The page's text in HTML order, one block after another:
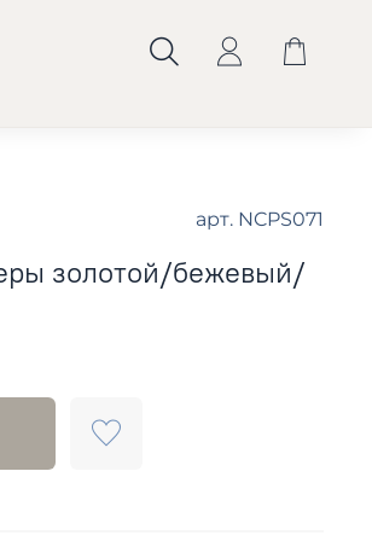
арт. NCPS071
золотой/бежевый/